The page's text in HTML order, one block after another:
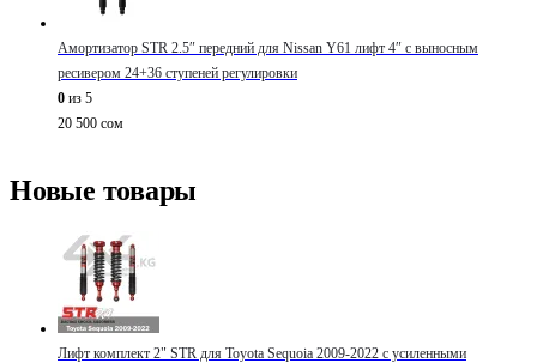
Амортизатор STR 2.5″ передний для Nissan Y61 лифт 4″ с выносным
ресивером 24+36 ступеней регулировки
0 из 5
20 500 сом
Новые товары
Лифт комплект 2" STR для Toyota Sequoia 2009-2022 с усиленными